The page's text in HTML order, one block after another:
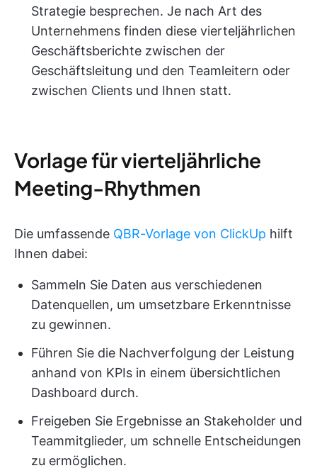
Strategie besprechen. Je nach Art des
Unternehmens finden diese vierteljährlichen
Geschäftsberichte zwischen der
Geschäftsleitung und den Teamleitern oder
zwischen Clients und Ihnen statt.
Vorlage für vierteljährliche
Meeting-Rhythmen
Die umfassende QBR-Vorlage von ClickUp hilft
Ihnen dabei:
Sammeln Sie Daten aus verschiedenen
Datenquellen, um umsetzbare Erkenntnisse
zu gewinnen.
Führen Sie die Nachverfolgung der Leistung
anhand von KPIs in einem übersichtlichen
Dashboard durch.
Freigeben Sie Ergebnisse an Stakeholder und
Teammitglieder, um schnelle Entscheidungen
zu ermöglichen.